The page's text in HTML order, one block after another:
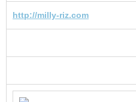
http://milly-riz.com